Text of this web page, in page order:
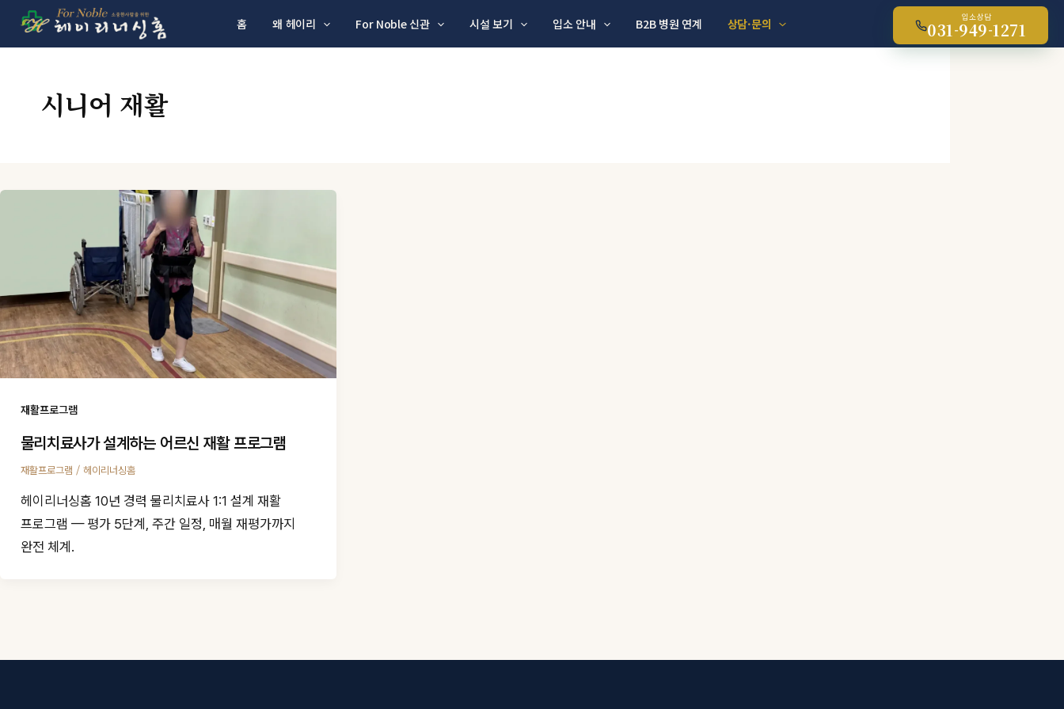
입소상담
031-949-1271
콘텐츠로 건너뛰기
홈
왜 헤이리 For Noble 신관 시설 보기 입소 안내 B2B 병원 연계 상담·문의
시니어 재활
재활프로그램
물리치료사가 설계하는 어르신 재활 프로그램
재활프로그램 / 헤이리너싱홈
헤이리너싱홈 10년 경력 물리치료사 1:1 설계 재활
프로그램 — 평가 5단계, 주간 일정, 매월 재평가까지
완전 체계.